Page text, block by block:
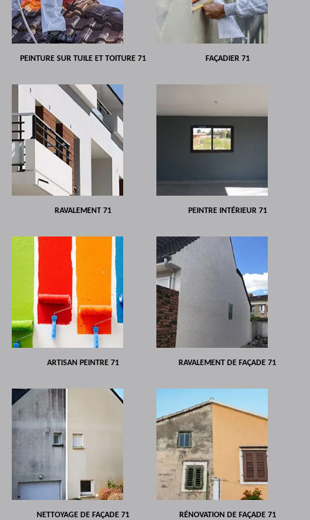
PEINTURE SUR TUILE ET TOITURE 71 FAÇADIER 71
RAVALEMENT 71 PEINTRE INTÉRIEUR 71
ARTISAN PEINTRE 71 RAVALEMENT DE FAÇADE 71
NETTOYAGE DE FAÇADE 71 RÉNOVATION DE FAÇADE 71